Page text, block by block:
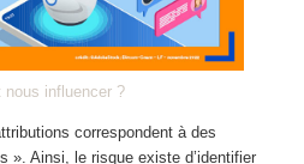
influencer ?
correspondent à des
». Ainsi, le risque existe d’identifier